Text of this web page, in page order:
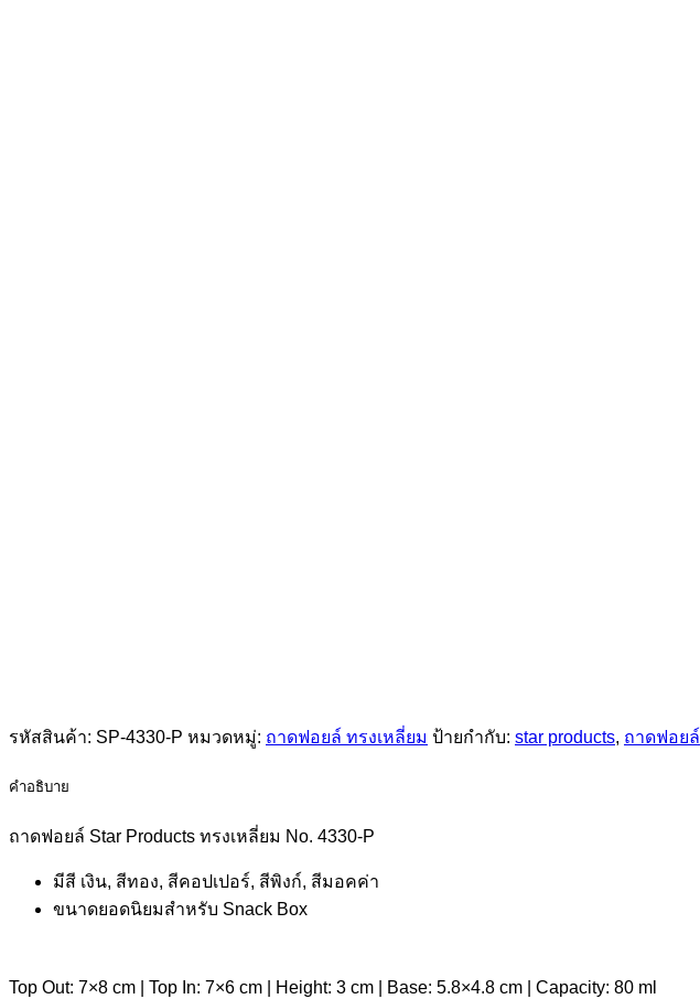
รหัสสินค้า: SP-4330-P หมวดหมู่: ถาดฟอยล์ ทรงเหลี่ยม ป้ายกำกับ: star products, ถาดฟอยล์
คำอธิบาย
ถาดฟอยล์ Star Products ทรงเหลี่ยม No. 4330-P
มีสี เงิน, สีทอง, สีคอปเปอร์, สีพิงก์, สีมอคค่า
ขนาดยอดนิยมสำหรับ Snack Box
Top Out: 7×8 cm | Top In: 7×6 cm | Height: 3 cm | Base: 5.8×4.8 cm | Capacity: 80 ml